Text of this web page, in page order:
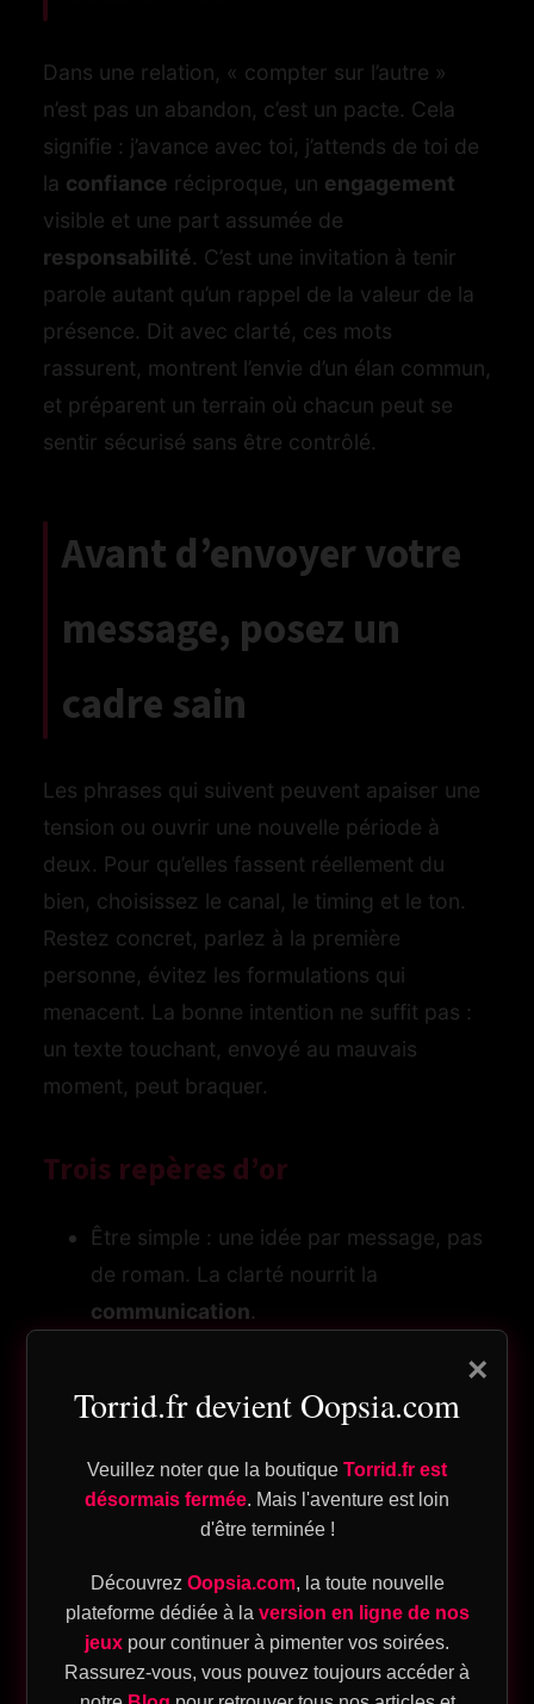
Dans une relation, « compter sur l’autre »
n’est pas un abandon, c’est un pacte. Cela
signifie : j’avance avec toi, j’attends de toi de
la confiance réciproque, un engagement
visible et une part assumée de
responsabilité. C’est une invitation à tenir
parole autant qu’un rappel de la valeur de la
présence. Dit avec clarté, ces mots
rassurent, montrent l’envie d’un élan commun,
et préparent un terrain où chacun peut se
sentir sécurisé sans être contrôlé.
Avant d’envoyer votre
message, posez un
cadre sain
Les phrases qui suivent peuvent apaiser une
tension ou ouvrir une nouvelle période à
deux. Pour qu’elles fassent réellement du
bien, choisissez le canal, le timing et le ton.
Restez concret, parlez à la première
personne, évitez les formulations qui
menacent. La bonne intention ne suffit pas :
un texte touchant, envoyé au mauvais
moment, peut braquer.
Trois repères d’or
Être simple : une idée par message, pas
de roman. La clarté nourrit la
communication.
ouvre des
portes que la pression ferme.
Être vrai : nommez une émotion,
proposez un petit pas concret, et
prévoyez un moment d’écoute active
Quand envoyer, pour quel effet ?
×
Torrid.fr devient Oopsia.com
Veuillez noter que la boutique Torrid.fr est
désormais fermée. Mais l'aventure est loin
d'être terminée !
Découvrez Oopsia.com, la toute nouvelle
plateforme dédiée à la version en ligne de nos
jeux pour continuer à pimenter vos soirées.
Rassurez-vous, vous pouvez toujours accéder à